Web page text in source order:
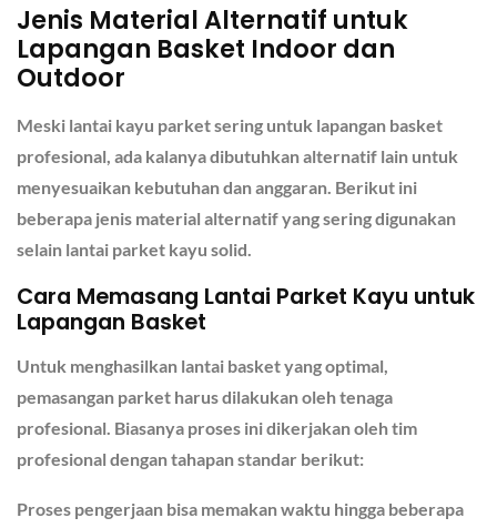
Jenis Material Alternatif untuk
Lapangan Basket Indoor dan
Outdoor
Meski lantai kayu parket sering untuk lapangan basket
profesional, ada kalanya dibutuhkan alternatif lain untuk
menyesuaikan kebutuhan dan anggaran. Berikut ini
beberapa jenis material alternatif yang sering digunakan
selain lantai parket kayu solid.
Cara Memasang Lantai Parket Kayu untuk
Lapangan Basket
Untuk menghasilkan lantai basket yang optimal,
pemasangan parket harus dilakukan oleh tenaga
profesional. Biasanya proses ini dikerjakan oleh tim
profesional dengan tahapan standar berikut:
Proses pengerjaan bisa memakan waktu hingga beberapa